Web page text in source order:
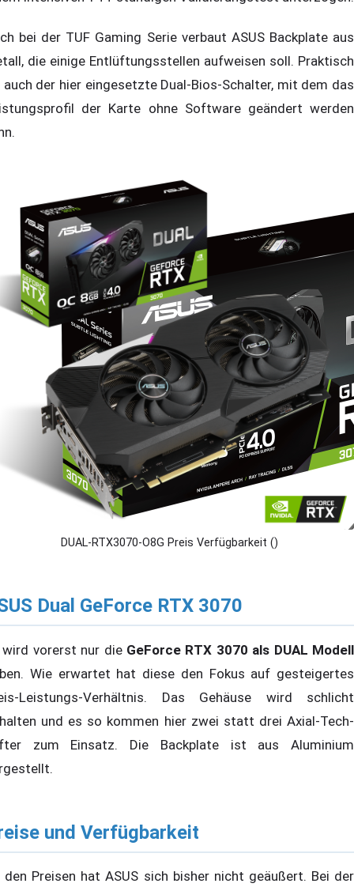
bei der TUF Gaming Serie verbaut ASUS Backplate aus
die einige Entlüftungsstellen aufweisen soll. Praktisch
der hier eingesetzte Dual-Bios-Schalter, mit dem das
der Karte ohne Software geändert werden
DUAL-RTX3070-O8G Preis Verfügbarkeit ()
Dual GeForce RTX 3070
wird vorerst nur die GeForce RTX 3070 als DUAL Modell
Wie erwartet hat diese den Fokus auf gesteigertes
Leistungs-Verhältnis. Das Gehäuse wird schlicht
und es so kommen hier zwei statt drei Axial-Tech-
zum Einsatz. Die Backplate ist aus Aluminium
und Verfügbarkeit
den Preisen hat ASUS sich bisher nicht geäußert. Bei der